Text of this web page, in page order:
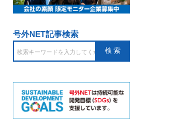
号外NET記事検索